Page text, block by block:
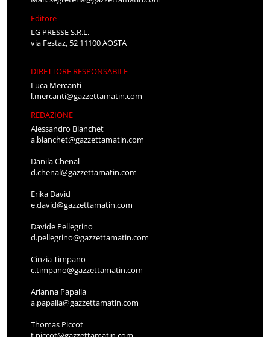
Editore
LG PRESSE S.R.L.
via Festaz, 52 11100 AOSTA
DIRETTORE RESPONSABILE
Luca Mercanti
l.mercanti@gazzettamatin.com
REDAZIONE
Alessandro Bianchet
a.bianchet@gazzettamatin.com
Danila Chenal
d.chenal@gazzettamatin.com
Erika David
e.david@gazzettamatin.com
Davide Pellegrino
d.pellegrino@gazzettamatin.com
Cinzia Timpano
c.timpano@gazzettamatin.com
Arianna Papalia
a.papalia@gazzettamatin.com
Thomas Piccot